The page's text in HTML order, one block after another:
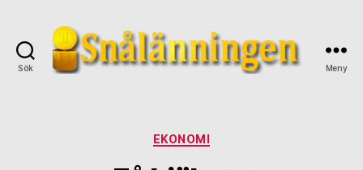
Sök Meny
Kategorier
EKONOMI